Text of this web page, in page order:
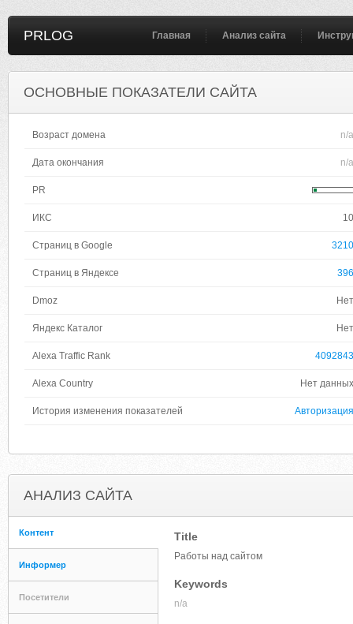
PRLOG Главная Анализ сайта
ОСНОВНЫЕ ПОКАЗАТЕЛИ САЙТА
Возраст домена n/a
Дата окончания n/a
PR
ИКС 10
Страниц в Google 3210
Страниц в Яндексе 396
Dmoz Нет
Яндекс Каталог Нет
Alexa Traffic Rank 4092843
Alexa Country Нет данных
История изменения показателей Авторизация
АНАЛИЗ САЙТА
Контент
Информер
Посетители
Title
Работы над сайтом
Keywords
n/a